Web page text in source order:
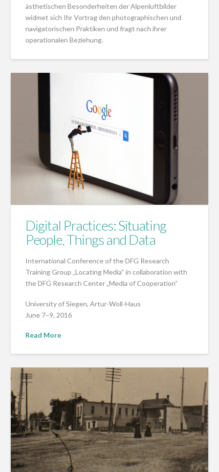
ästhetischen Besonderheiten der Alpenluftbilder
widmet sich Ihr Vortrag den photographischen und
navigatorischen Praktiken und fragt nach ihrer
operationalen Beziehung.
Digital Practices: Situating
People, Things and Data
International Conference of the DFG Research
Training Group „Locating Media“ in collaboration with
the DFG Research Center „Media of Cooperation“
University of Siegen, Artur-Woll-Haus
June 7–9, 2016
Read More